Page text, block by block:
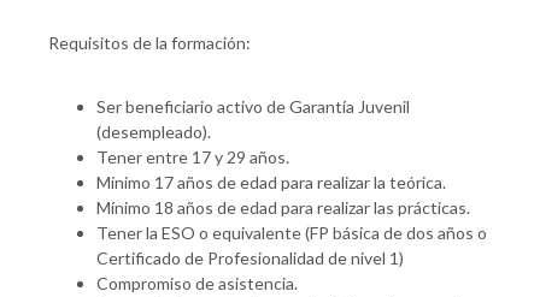
Requisitos de la formación:
Ser beneficiario activo de Garantía Juvenil
(desempleado).
Tener entre 17 y 29 años.
Mínimo 17 años de edad para realizar la teórica.
Mínimo 18 años de edad para realizar las prácticas.
Tener la ESO o equivalente (FP básica de dos años o
Certificado de Profesionalidad de nivel 1)
Compromiso de asistencia.